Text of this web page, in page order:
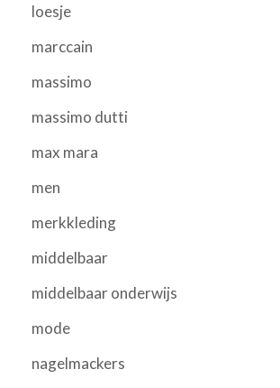
loesje
marccain
massimo
massimo dutti
max mara
men
merkkleding
middelbaar
middelbaar onderwijs
mode
nagelmackers